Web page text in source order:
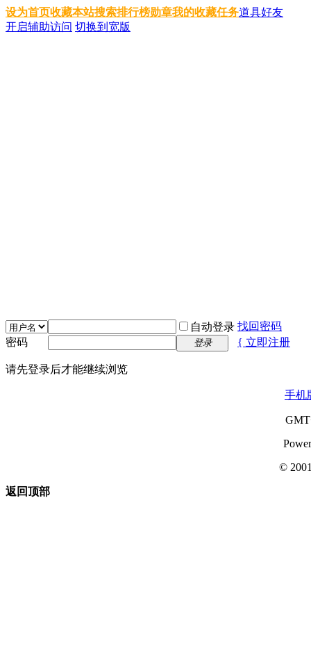
设为首页收藏本站搜索排行榜勋章我的收藏任务道具好友
开启辅助访问 切换到宽版
自动登录 找回密码
密码
登录 { 立即注册
请先登录后才能继续浏览
手机
©
返回顶部